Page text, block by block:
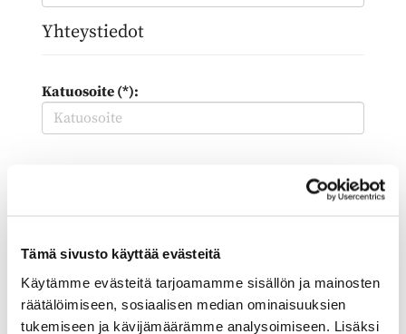
Tämä sivusto käyttää evästeitä
Käytämme evästeitä tarjoamamme sisällön ja mainosten
räätälöimiseen, sosiaalisen median ominaisuuksien
tukemiseen ja kävijämäärämme analysoimiseen. Lisäksi
Yhteystiedot
Katuosoite (*):
Suomi
Golf jäsenyys